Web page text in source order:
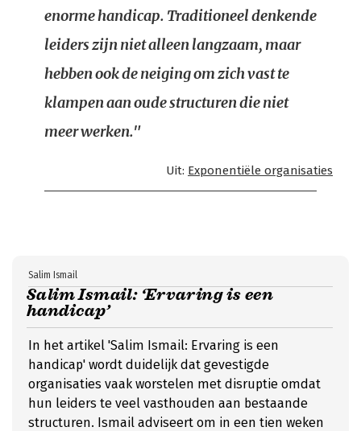
enorme handicap. Traditioneel denkende
leiders zijn niet alleen langzaam, maar
hebben ook de neiging om zich vast te
klampen aan oude structuren die niet
meer werken."
Uit: Exponentiële organisaties
Salim Ismail: ‘Ervaring is een
handicap’
Salim Ismail
In het artikel 'Salim Ismail: Ervaring is een
handicap' wordt duidelijk dat gevestigde
organisaties vaak worstelen met disruptie omdat
hun leiders te veel vasthouden aan bestaande
structuren. Ismail adviseert om in een tien weken